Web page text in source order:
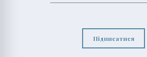
Підписатися